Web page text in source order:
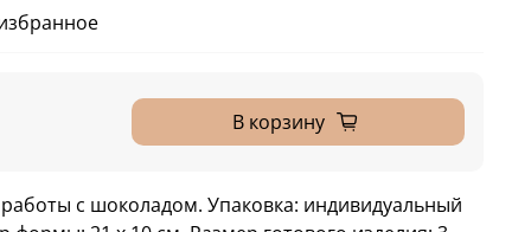
В корзину
с шоколадом. Упаковка: индивидуальный